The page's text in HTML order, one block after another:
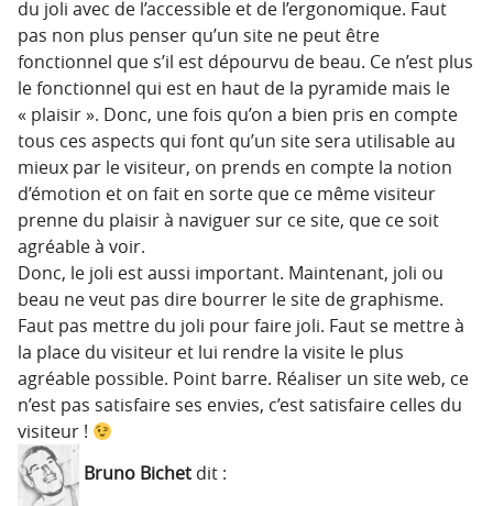
du joli avec de l’accessible et de l’ergonomique. Faut
pas non plus penser qu’un site ne peut être
fonctionnel que s’il est dépourvu de beau. Ce n’est plus
le fonctionnel qui est en haut de la pyramide mais le
« plaisir ». Donc, une fois qu’on a bien pris en compte
tous ces aspects qui font qu’un site sera utilisable au
mieux par le visiteur, on prends en compte la notion
d’émotion et on fait en sorte que ce même visiteur
prenne du plaisir à naviguer sur ce site, que ce soit
agréable à voir.
Donc, le joli est aussi important. Maintenant, joli ou
beau ne veut pas dire bourrer le site de graphisme.
Faut pas mettre du joli pour faire joli. Faut se mettre à
la place du visiteur et lui rendre la visite le plus
agréable possible. Point barre. Réaliser un site web, ce
n’est pas satisfaire ses envies, c’est satisfaire celles du
visiteur !
Bruno Bichet dit :